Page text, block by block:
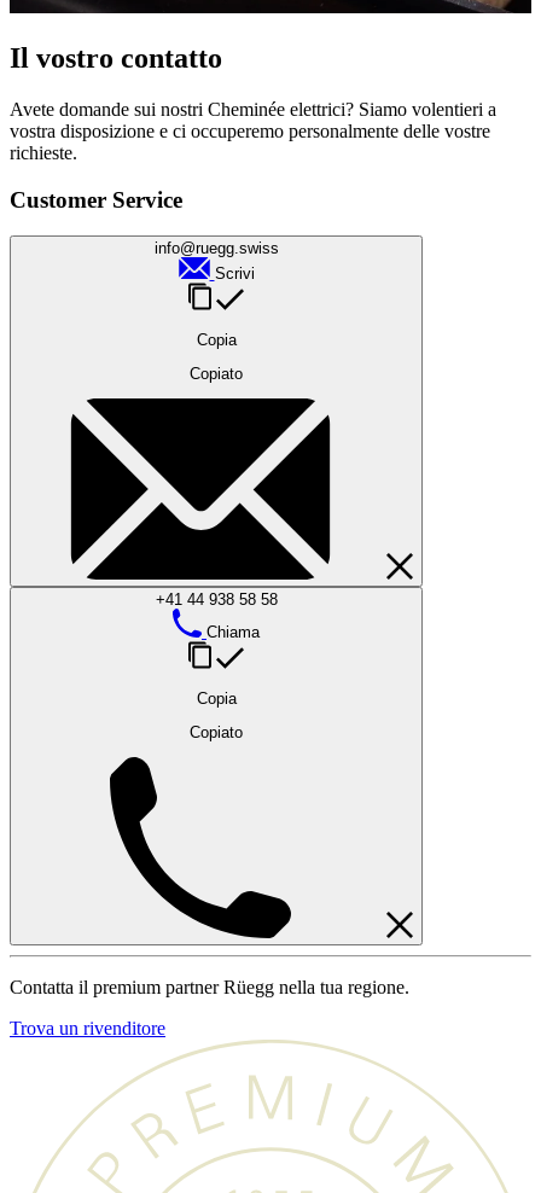
Il vostro contatto
Avete domande sui nostri Cheminée elettrici? Siamo volentieri a
vostra disposizione e ci occuperemo personalmente delle vostre
richieste.
Customer Service
info@ruegg.swiss
Scrivi
Copia
Copiato
+41 44 938 58 58
Chiama
Copia
Copiato
Contatta il premium partner Rüegg nella tua regione.
Trova un rivenditore